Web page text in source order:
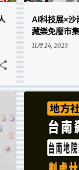
AI科技展×沙
藏樂免廢市
×愛洛萌市集
11月 24, 2023
台南在地的